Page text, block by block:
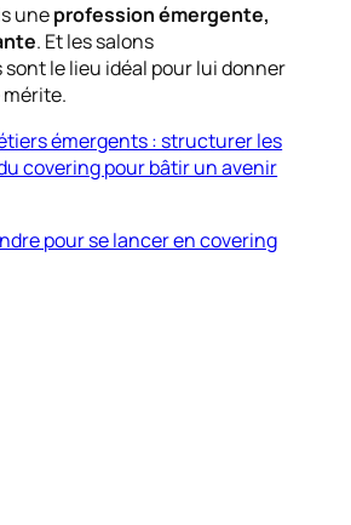
uneprofession émergente,
. Et les salons
le lieu idéal pour lui donner
mérite.
émergents : structurer les
covering pour bâtir un avenir
pour se lancer en covering